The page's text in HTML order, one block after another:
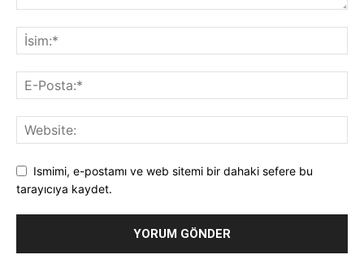
Ismimi, e-postamı ve web sitemi bir dahaki sefere bu
tarayıcıya kaydet.